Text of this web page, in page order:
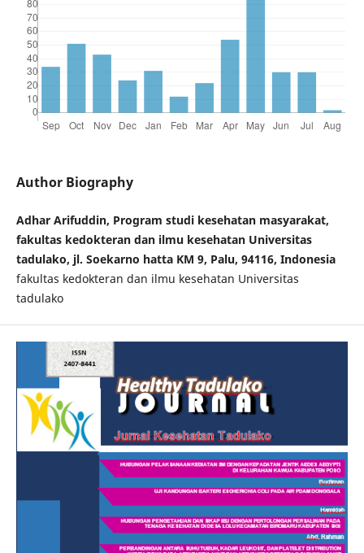
Author Biography
Adhar Arifuddin, Program studi kesehatan masyarakat,
fakultas kedokteran dan ilmu kesehatan Universitas
tadulako, jl. Soekarno hatta KM 9, Palu, 94116, Indonesia
fakultas kedokteran dan ilmu kesehatan Universitas
tadulako